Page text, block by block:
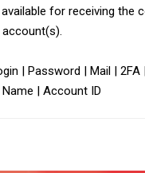
for receiving
| Password | Mail |
| Account ID